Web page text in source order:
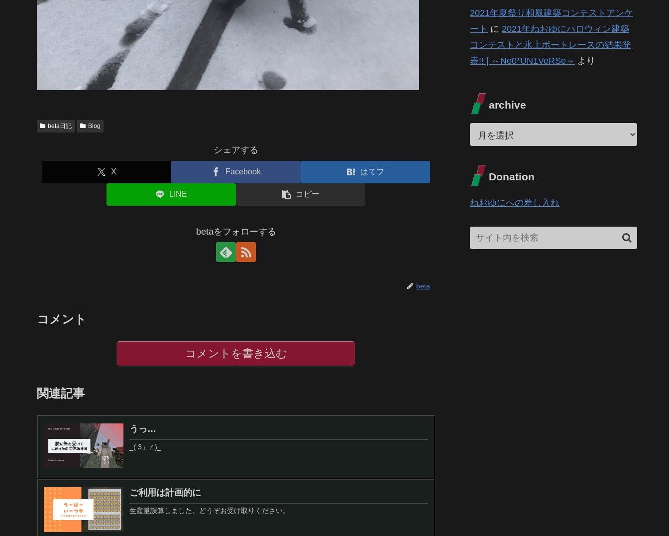
beta日記 Blog
シェアする
X Facebook はてブ
LINE コピー
betaをフォローする
beta
コメント
コメントを書き込む
関連記事
うっ…
_(:3」∠)_
ご利用は計画的に
生産量誤算しました。どうぞお受け取りください。
2021年夏祭り和風建築コンテストアンケ
ート に 2021年ねおゆにハロウィン建築
コンテストと氷上ボートレースの結果発
表!! | ～Ne0*UN1VeRSe～ より
archive
Donation
ねおゆにへの差し入れ